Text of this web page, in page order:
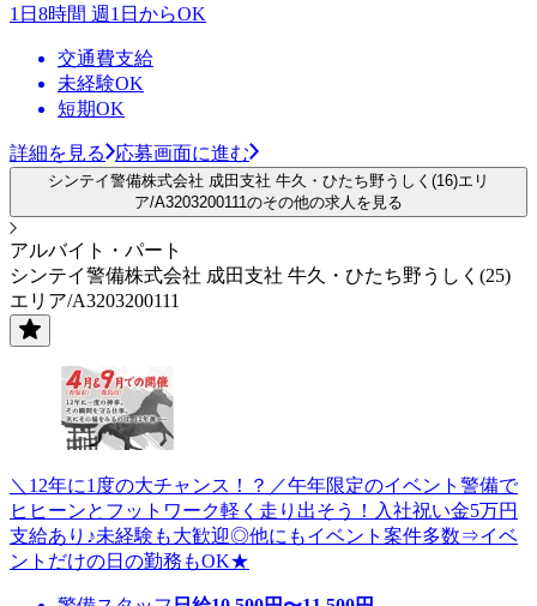
1日8時間 週1日からOK
交通費支給
未経験OK
短期OK
詳細を見る 応募画面に進む
シンテイ警備株式会社 成田支社 牛久・ひたち野うしく(16)エリ
ア/A3203200111のその他の求人を見る
アルバイト・パート
シンテイ警備株式会社 成田支社 牛久・ひたち野うしく(25)
エリア/A3203200111
＼12年に1度の大チャンス！？／午年限定のイベント警備で
ヒヒーンとフットワーク軽く走り出そう！入社祝い金5万円
支給あり♪未経験も大歓迎◎他にもイベント案件多数⇒イベ
ントだけの日の勤務もOK★